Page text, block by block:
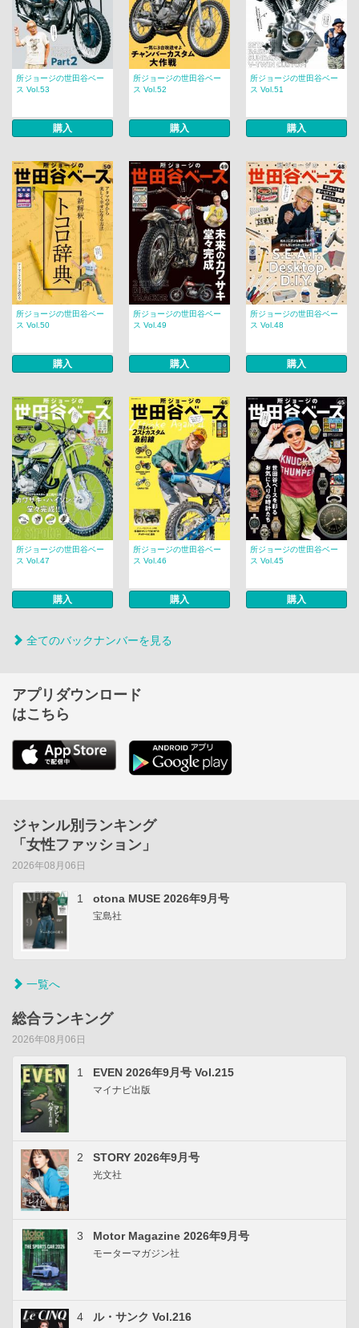
所ジョージの世田谷ベー
ス Vol.53
購入
所ジョージの世田谷ベー
ス Vol.52
購入
所ジョージの世田谷ベー
ス Vol.51
購入
所ジョージの世田谷ベー
ス Vol.50
購入
所ジョージの世田谷ベー
ス Vol.49
購入
所ジョージの世田谷ベー
ス Vol.48
購入
所ジョージの世田谷ベー
ス Vol.47
購入
所ジョージの世田谷ベー
ス Vol.46
購入
所ジョージの世田谷ベー
ス Vol.45
購入
全てのバックナンバーを見る
アプリダウンロード
はこちら
ジャンル別ランキング
「女性ファッション」
2026年08月06日
1 otona MUSE 2026年9月号
宝島社
一覧へ
総合ランキング
2026年08月06日
1 EVEN 2026年9月号 Vol.215
マイナビ出版
2 STORY 2026年9月号
光文社
3 Motor Magazine 2026年9月号
モーターマガジン社
4 ル・サンク Vol.216